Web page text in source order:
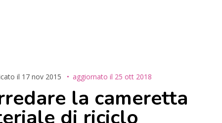
il 17 nov 2015 aggiornato il 25 ott 2018
la cameretta
di riciclo